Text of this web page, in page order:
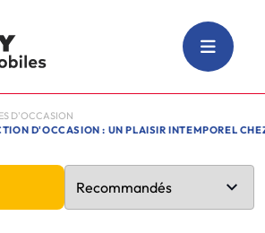
D'OCCASION
D'OCCASION : UN PLAISIR INTEMPOREL CHEZ